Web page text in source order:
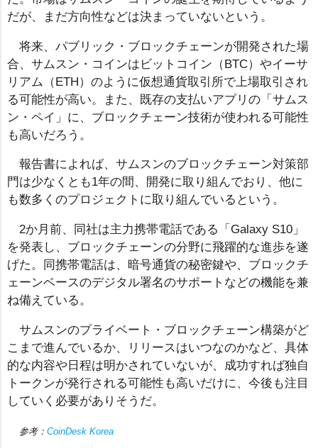
だが、まだ方向性などは決まっていないという。
将来、パブリック・ブロックチェーンが開発された場
合、サムスン・コインはビットコイン（BTC）やイーサ
リアム（ETH）のように仮想通貨取引所で上場取引され
る可能性が高い。また、既存の支払いアプリの「サムス
ン・ペイ」に、ブロックチェーン技術が使われる可能性
も高いだろう。
報告書によれば、サムスンのブロックチェーン対策部
門は少なくとも1年の間、開発に取り組んでおり、他に
も数多くのプロジェクトに取り組んでいるという。
2か月前、同社は主力携帯電話である「Galaxy S10」
を発表し、ブロックチェーンの分野に飛躍的な進歩を遂
げた。同携帯電話は、暗号通貨の秘密鍵や、ブロックチ
ェーンベースのデジタル署名のサポートなどの機能を兼
ね備えている。
サムスンのプライベート・ブロックチェーン構築がど
こまで進んでいるか、リリースはいつなのかなど、具体
的な内容や日程は明かされていないが、成功すれば独自
トークンが発行される可能性も高いだけに、今後も注目
していく必要がありそうだ。
参考： CoinDesk Korea